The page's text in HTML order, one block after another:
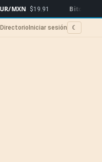
$19.91 Bitcoin $64,336
Directorio Iniciar sesión ☾